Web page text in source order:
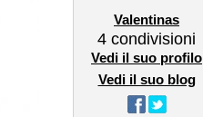
Valentinas
4 condivisioni
Vedi il suo profilo
Vedi il suo blog